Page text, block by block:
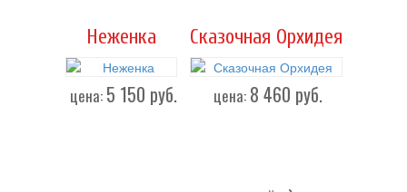
Неженка
цена: 5 150 руб.
Сказочная Орхидея
цена: 8 460 руб.